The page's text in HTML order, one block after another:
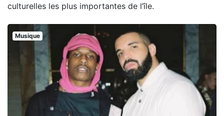
culturelles les plus importantes de l’île.
Musique